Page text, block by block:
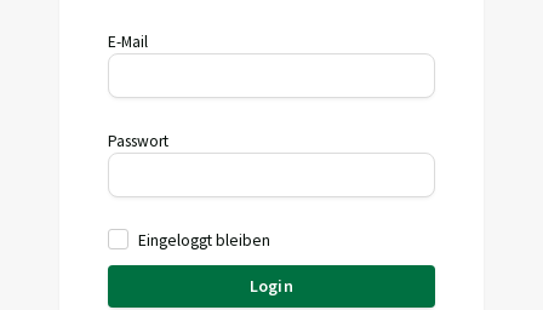
E-Mail
Passwort
Eingeloggt bleiben
Login